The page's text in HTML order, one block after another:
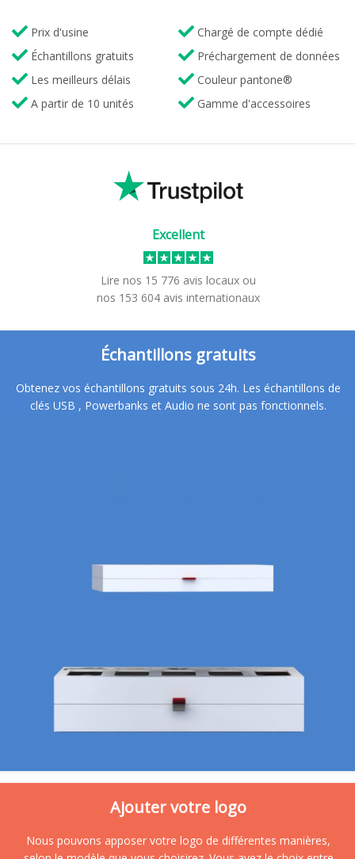
Prix d'usine
Échantillons gratuits
Les meilleurs délais
A partir de 10 unités
Chargé de compte dédié
Préchargement de données
Couleur pantone®
Gamme d'accessoires
Excellent
Lire nos 15 776 avis locaux ou
nos 153 604 avis internationaux
Échantillons gratuits
Obtenez vos échantillons gratuits sous 24h. Les échantillons de
clés USB , Powerbanks et Audio ne sont pas fonctionnels.
Ajouter votre logo
Nous pouvons apposer votre logo de différentes manières,